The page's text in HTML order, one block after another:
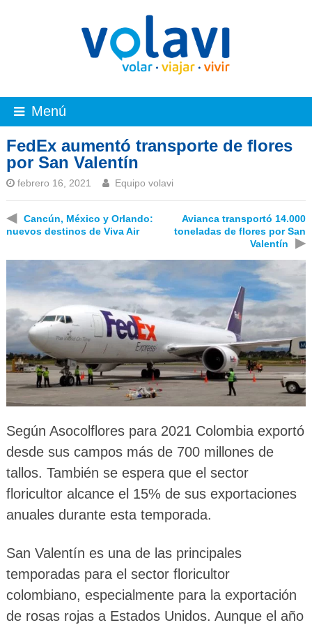
Menú
FedEx aumentó transporte de flores
por San Valentín
febrero 16, 2021 Equipo volavi
◀
Cancún, México y Orlando:
nuevos destinos de Viva Air
Avianca transportó 14.000
toneladas de flores por San
Valentín
▶
Según Asocolflores para 2021 Colombia exportó
desde sus campos más de 700 millones de
tallos. También se espera que el sector
floricultor alcance el 15% de sus exportaciones
anuales durante esta temporada.
San Valentín es una de las principales
temporadas para el sector floricultor
colombiano, especialmente para la exportación
de rosas rojas a Estados Unidos. Aunque el año